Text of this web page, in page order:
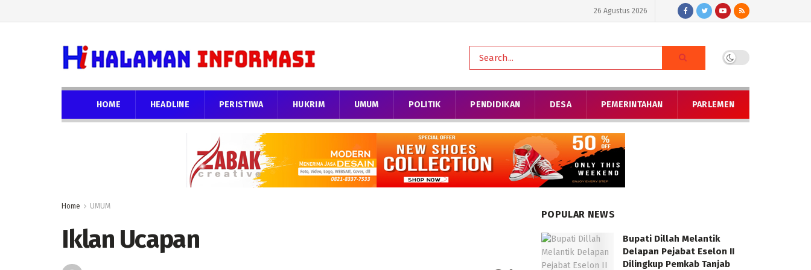
26 Agustus 2026
HOME HEADLINE PERISTIWA HUKRIM UMUM POLITIK PENDIDIKAN DESA PEMERINTAHAN PARLEMEN
Home UMUM
Iklan Ucapan
POPULAR NEWS
Bupati Dillah Melantik
Delapan Pejabat Eselon II
Dilingkup Pemkab Tanjab